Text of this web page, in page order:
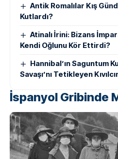
Antik Romalılar Kış
Kutlardı?
Atinalı İrini: Bizans
Kendi Oğlunu Kör Ettirdi?
Hannibal’ın Saguntum
Savaşı’nı Tetikleyen
İspanyol Gribinde